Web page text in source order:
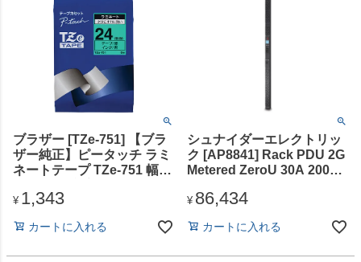
ブラザー [TZe-751] 【ブラ
ザー純正】ピータッチ ラミ
ネートテープ TZe-751 幅
¥ 1,343
カートに入れる
シュナイダーエレクトリッ
ク [AP8841] Rack PDU 2G
Metered ZeroU 30A 200V
¥ 86,434
カートに入れる